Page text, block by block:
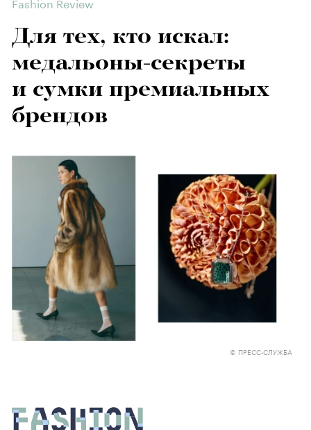
Для тех, кто искал:
медальоны-секреты
и сумки премиальных
брендов
© ПРЕСС-СЛУЖБА